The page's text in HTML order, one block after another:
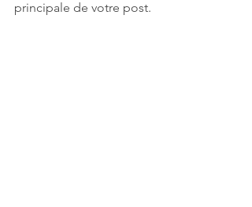
principale de votre post.